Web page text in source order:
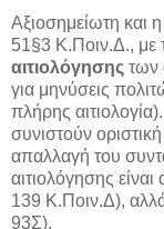
Αξιοσημείωτη και
51§3 Κ.Ποιν.Δ., με
αιτιολόγησης των
για μηνύσεις
πλήρης
συνιστούν
απαλλαγή του
αιτιολόγησης
139 Κ.Ποιν.Δ),
93Σ).